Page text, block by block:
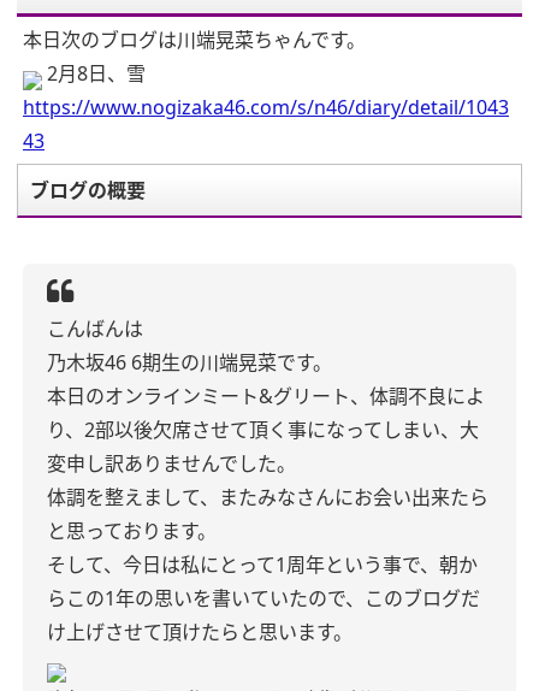
本日次のブログは川端晃菜ちゃんです。
2月8日、雪
https://www.nogizaka46.com/s/n46/diary/detail/1043
43
ブログの概要
こんばんは
乃木坂46 6期生の川端晃菜です。
本日のオンラインミート&グリート、体調不良によ
り、2部以後欠席させて頂く事になってしまい、大
変申し訳ありませんでした。
体調を整えまして、またみなさんにお会い出来たら
と思っております。
そして、今日は私にとって1周年という事で、朝か
らこの1年の思いを書いていたので、このブログだ
け上げさせて頂けたらと思います。